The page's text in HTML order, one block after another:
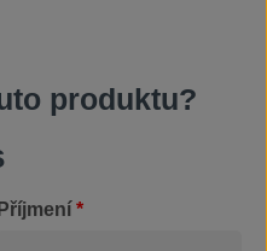
produktu?
Příjmení *